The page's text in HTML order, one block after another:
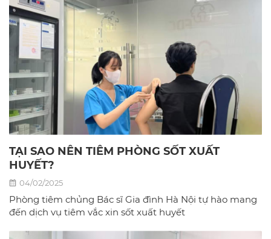
TẠI SAO NÊN TIÊM PHÒNG SỐT XUẤT
HUYẾT?
04/02/2025
Phòng tiêm chủng Bác sĩ Gia đình Hà Nội tự hào mang
đến dịch vụ tiêm vắc xin sốt xuất huyết